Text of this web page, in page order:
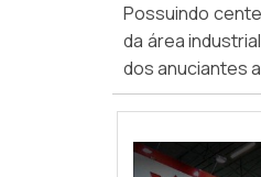
Possuindo
da área
dos anuciantes